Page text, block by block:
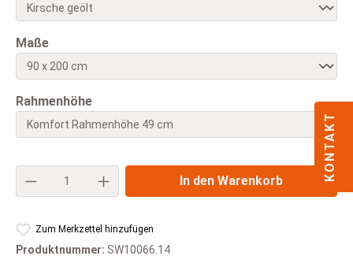
Maßeauswählen
Rahmenhöheauswählen
Produkt Anzahl: Gib den gewünschten
In den Warenkorb
Zum Merkzettel hinzufügen
Produktnummer: SW10066.14
KONTAKT